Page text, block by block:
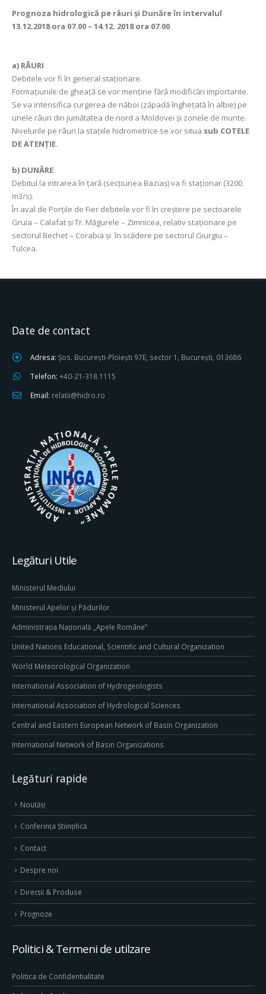
Prognoza hidrologică pe râuri şi Dunăre în intervalul
13.12.2018 ora 07.00 – 14.12. 2018 ora 07.00
a) RÂURI
Debitele vor fi în general staționare.
Formațiunile de gheață se vor menține fără modificări importante.
Se va intensifica curgerea de năboi (zăpadă înghețată în albie) pe
unele râuri din jumătatea de nord a Moldovei și zonele de munte.
Nivelurile pe râuri la staţiile hidrometrice se vor situa sub COTELE
DE ATENŢIE.
b) DUNĂRE
Debitul la intrarea în ţară (secţiunea Baziaş) va fi staţionar (3200
m3/s).
În aval de Porţile de Fier debitele vor fi în creştere pe sectoarele
Gruia – Calafat și Tr. Măgurele – Zimnicea, relativ staționare pe
sectorul Bechet – Corabia şi în scădere pe sectorul Giurgiu –
Tulcea.
Date de contact
Adresa: Șos. București-Ploiești 97E, sector 1, București, 013686
Telefon: +40-21-318 1115
Email: relatii@hidro.ro
Legături Utile
Ministerul Mediului
Ministerul Apelor și Pădurilor
Administrația Națională „Apele Române”
United Nations Educational, Scientific and Cultural Organization
World Meteorological Organization
International Association of Hydrogeologists
International Association of Hydrological Sciences
Central and Eastern European Network of Basin Organization
International Network of Basin Organizations
Legături rapide
Noutăți
Conferința Științifică
Contact
Despre noi
Direcţii & Produse
Prognoze
Politici & Termeni de utilzare
Politica de Confidentialitate